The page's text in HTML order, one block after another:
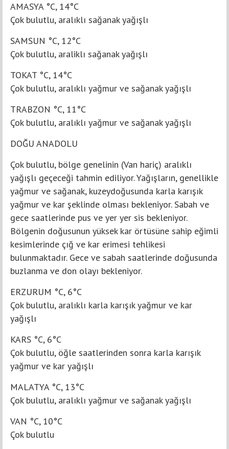
AMASYA °C, 14°C
Çok bulutlu, aralıklı sağanak yağışlı
SAMSUN °C, 12°C
Çok bulutlu, araliklı sağanak yağışlı
TOKAT °C, 14°C
Çok bulutlu, aralıklı yağmur ve sağanak yağışlı
TRABZON °C, 11°C
Çok bulutlu, aralıklı yağmur ve sağanak yağışlı
DOĞU ANADOLU
Çok bulutlu, bölge genelinin (Van hariç) aralıklı
yağışlı geçeceği tahmin ediliyor. Yağışların, genellikle
yağmur ve sağanak, kuzeydoğusunda karla karışık
yağmur ve kar şeklinde olması bekleniyor. Sabah ve
gece saatlerinde pus ve yer yer sis bekleniyor.
Bölgenin doğusunun yüksek kar örtüsüne sahip eğimli
kesimlerinde çığ ve kar erimesi tehlikesi
bulunmaktadır. Gece ve sabah saatlerinde doğusunda
buzlanma ve don olayı bekleniyor.
ERZURUM °C, 6°C
Çok bulutlu, aralıklı karla karışık yağmur ve kar
yağışlı
KARS °C, 6°C
Çok bulutlu, öğle saatlerinden sonra karla karışık
yağmur ve kar yağışlı
MALATYA °C, 13°C
Çok bulutlu, aralıklı yağmur ve sağanak yağışlı
VAN °C, 10°C
Çok bulutlu